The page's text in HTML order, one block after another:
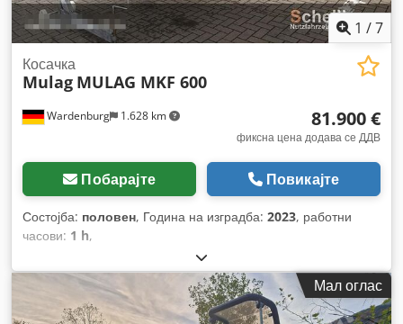
1 /7
Wardenburg 1.628 km
Косачка
Mulag MULAG MKF 600
81.900 €
фиксна цена додава се ДДВ
Побарајте Повикајте
Состојба: половен, Година на изградба: 2023, работни
часови: 1 h,
Мал оглас